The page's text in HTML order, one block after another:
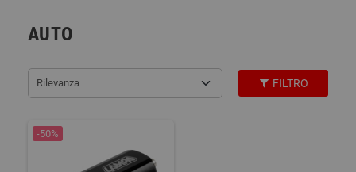
AUTO
Rilevanza FILTRO
-50%